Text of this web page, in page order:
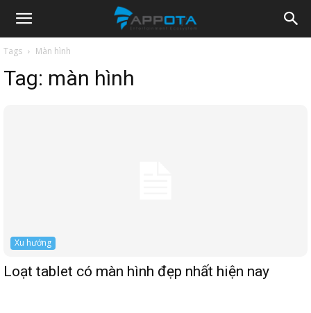
Appota
News
Tags Màn hình
Tag: màn hình
Xu hướng
Loạt tablet có màn hình đẹp nhất hiện nay